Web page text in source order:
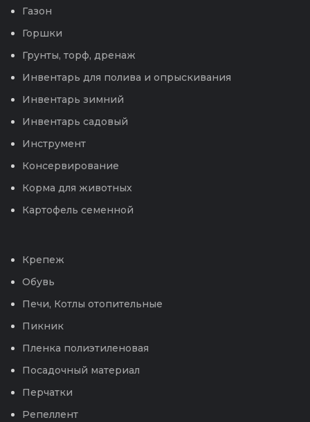
Газон
Горшки
Грунты, торф, дренаж
Инвентарь для полива и опрыскивания
Инвентарь зимний
Инвентарь садовый
Инструмент
Консервирование
Корма для животных
Картофель семенной
Крепеж
Обувь
Печи, Котлы отопительные
Пикник
Пленка полиэтиленовая
Посадочный материал
Перчатки
Репеллент